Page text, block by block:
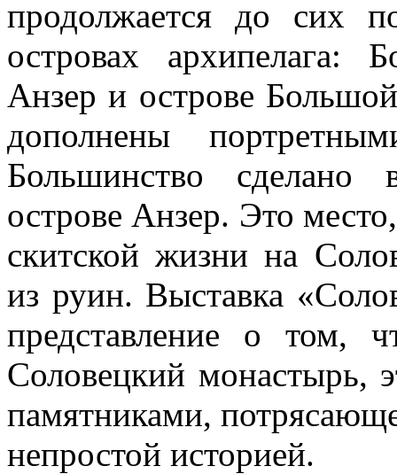
продолжается до сих
островах архипелага:
Анзер и острове
дополнены
Большинство
острове Анзер. Это
скитской жизни на
из руин. Выставка
представление о том,
Соловецкий монастырь,
памятниками,
непростой историей.